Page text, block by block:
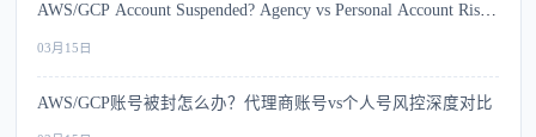
AWS/GCP Account Suspended? Agency vs Personal Account Risk
03月15日
AWS/GCP账号被封怎么办？代理商账号vs个人号风控深度对比